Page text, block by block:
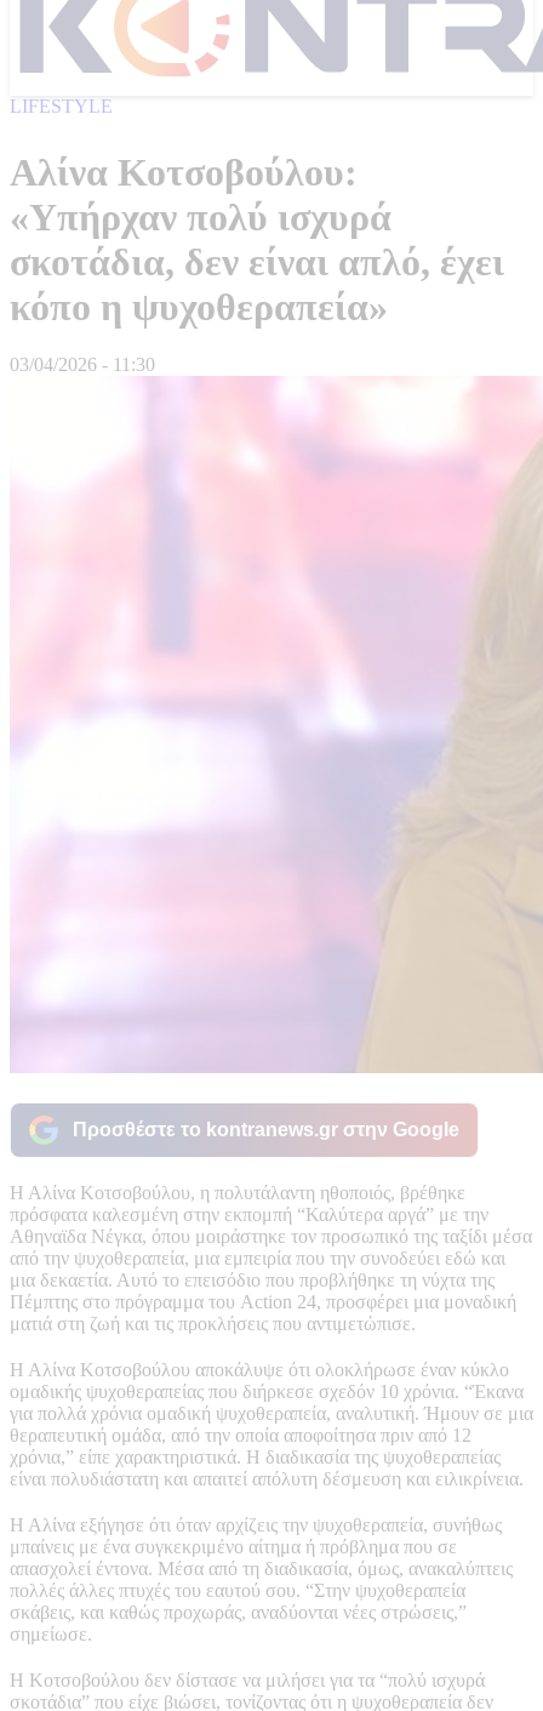
LIFESTYLE
Αλίνα Κοτσοβούλου:
«Υπήρχαν πολύ ισχυρά
σκοτάδια, δεν είναι απλό, έχει
κόπο η ψυχοθεραπεία»
03/04/2026 - 11:30
Προσθέστε το kontranews.gr στην Google
Η Αλίνα Κοτσοβούλου, η πολυτάλαντη ηθοποιός, βρέθηκε
πρόσφατα καλεσμένη στην εκπομπή “Καλύτερα αργά” με την
Αθηναϊδα Νέγκα, όπου μοιράστηκε τον προσωπικό της ταξίδι μέσα
από την ψυχοθεραπεία, μια εμπειρία που την συνοδεύει εδώ και
μια δεκαετία. Αυτό το επεισόδιο που προβλήθηκε τη νύχτα της
Πέμπτης στο πρόγραμμα του Action 24, προσφέρει μια μοναδική
ματιά στη ζωή και τις προκλήσεις που αντιμετώπισε.
Η Αλίνα Κοτσοβούλου αποκάλυψε ότι ολοκλήρωσε έναν κύκλο
ομαδικής ψυχοθεραπείας που διήρκεσε σχεδόν 10 χρόνια. “Έκανα
για πολλά χρόνια ομαδική ψυχοθεραπεία, αναλυτική. Ήμουν σε μια
θεραπευτική ομάδα, από την οποία αποφοίτησα πριν από 12
χρόνια,” είπε χαρακτηριστικά. Η διαδικασία της ψυχοθεραπείας
είναι πολυδιάστατη και απαιτεί απόλυτη δέσμευση και ειλικρίνεια.
Η Αλίνα εξήγησε ότι όταν αρχίζεις την ψυχοθεραπεία, συνήθως
μπαίνεις με ένα συγκεκριμένο αίτημα ή πρόβλημα που σε
απασχολεί έντονα. Μέσα από τη διαδικασία, όμως, ανακαλύπτεις
πολλές άλλες πτυχές του εαυτού σου. “Στην ψυχοθεραπεία
σκάβεις, και καθώς προχωράς, αναδύονται νέες στρώσεις,”
σημείωσε.
Η Κοτσοβούλου δεν δίστασε να μιλήσει για τα “πολύ ισχυρά
σκοτάδια” που είχε βιώσει, τονίζοντας ότι η ψυχοθεραπεία δεν